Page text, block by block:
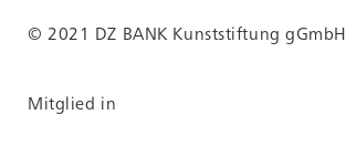
© 2021 DZ BANK Kunststiftung gGmbH
Mitglied in